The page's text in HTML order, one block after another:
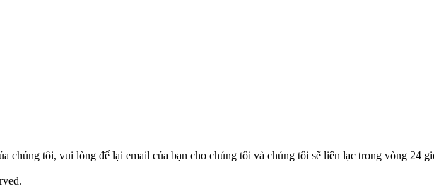
chúng tôi, vui lòng để lại email của bạn cho chúng tôi và chúng tôi sẽ liên lạc trong vòng 24